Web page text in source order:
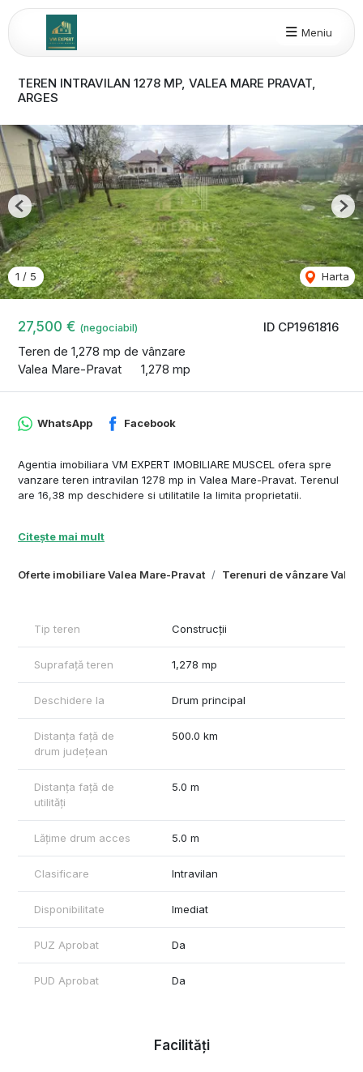
Meniu
TEREN INTRAVILAN 1278 MP, VALEA MARE PRAVAT,
ARGES
ID CP1961816
27,500 € (negociabil)
Teren de 1,278 mp de vânzare
Valea Mare-Pravat
1,278 mp
1 / 5 Harta
Previous
Oferte imobiliare Valea Mare-Pravat Terenuri de vânzare
WhatsApp Facebook
Agentia imobiliara VM EXPERT IMOBILIARE MUSCEL ofera spre
vanzare teren intravilan 1278 mp in Valea Mare-Pravat. Terenul
are 16,38 mp deschidere si utilitatile la limita proprietatii.
Citește mai mult
Tip teren Construcții
Suprafață teren 1,278 mp
Deschidere la Drum principal
Distanța față de
drum județean
500.0 km
Distanța față de
utilități
5.0 m
Lățime drum acces 5.0 m
Clasificare Intravilan
Disponibilitate Imediat
PUZ Aprobat Da
PUD Aprobat Da
Facilități